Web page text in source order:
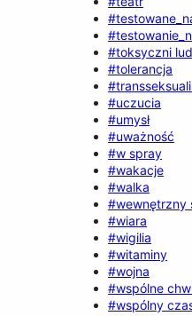
#toksyczni
#tolerancja
#uczucia
#umysł
#uważność
#w spray
#wakacje
#walka
#wewnętrzny
#wiara
#wigilia
#witaminy
#wojna
#wspólne
#wspólny